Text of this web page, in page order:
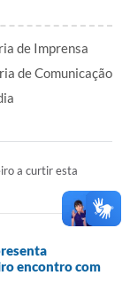
de Imprensa
de Comunicação
a curtir esta
encontro com